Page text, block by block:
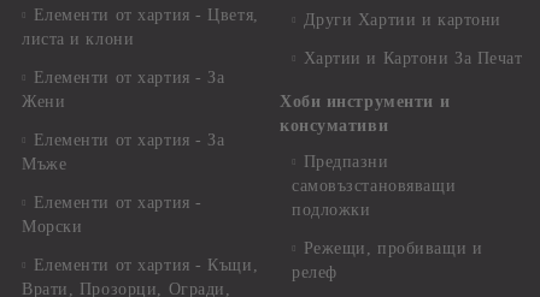
Елементи от хартия - Цветя,
листа и клони
Елементи от хартия - За
Жени
Елементи от хартия - За
Мъже
Елементи от хартия -
Морски
Елементи от хартия - Къщи,
Врати, Прозорци, Огради,
Други Хартии и картони
Хартии и Картони За Печат
Хоби инструменти и
консумативи
Предпазни
самовъзстановяващи
подложки
Режещи, пробиващи и
релеф